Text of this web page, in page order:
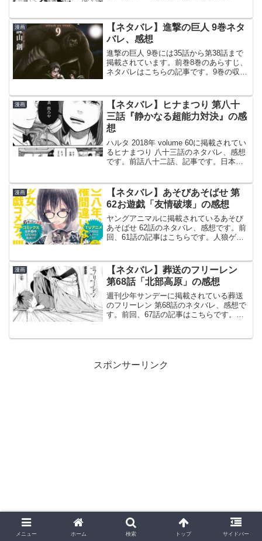
葬送のフリーレン 34話より親友の足取り
を追って勇者...
漫画
【ネタバレ】進撃の巨人 9巻ネタ
バレ、感想
進撃の巨人 9巻には35話から第38話まで
掲載されています。前巻8巻のあらすじ、
ネタバレはこちらの記事です。9巻の収録
の巨人であったことで、104期生たちに
ア...
漫画
【ネタバレ】ヒナまつり 第八十
三話『静かなる超能力対決』の感
想
ハルタ 2018年 volume 60に掲載されてい
るヒナまつり 八十三話のネタバレ、感想
です。前話八十二話、記事です。日本で
ト端末経由で授業を受けるという荒業で
日本...
漫画
【ネタバレ】あそびあそばせ 第
62お遊戯「友情破壊」の感想
ヤングアニマルに掲載されているあそび
あそばせ 62話のネタバレ、感想です。前
回、61話の記事はこちらです。人狼ゲー
つないかなと、オリヴィアと香純に尋ね
ています。オリヴィ...
漫画
【ネタバレ】葬送のフリーレン
第68話「北部高原」の感想
週刊少年サンデーに掲載されている葬送
のフリーレン 第68話のネタバレ、感想で
す。前回、67話の記事はこちらです。シ
スポンサーリンク
メニュー ホーム 検索 トップ サイドバー